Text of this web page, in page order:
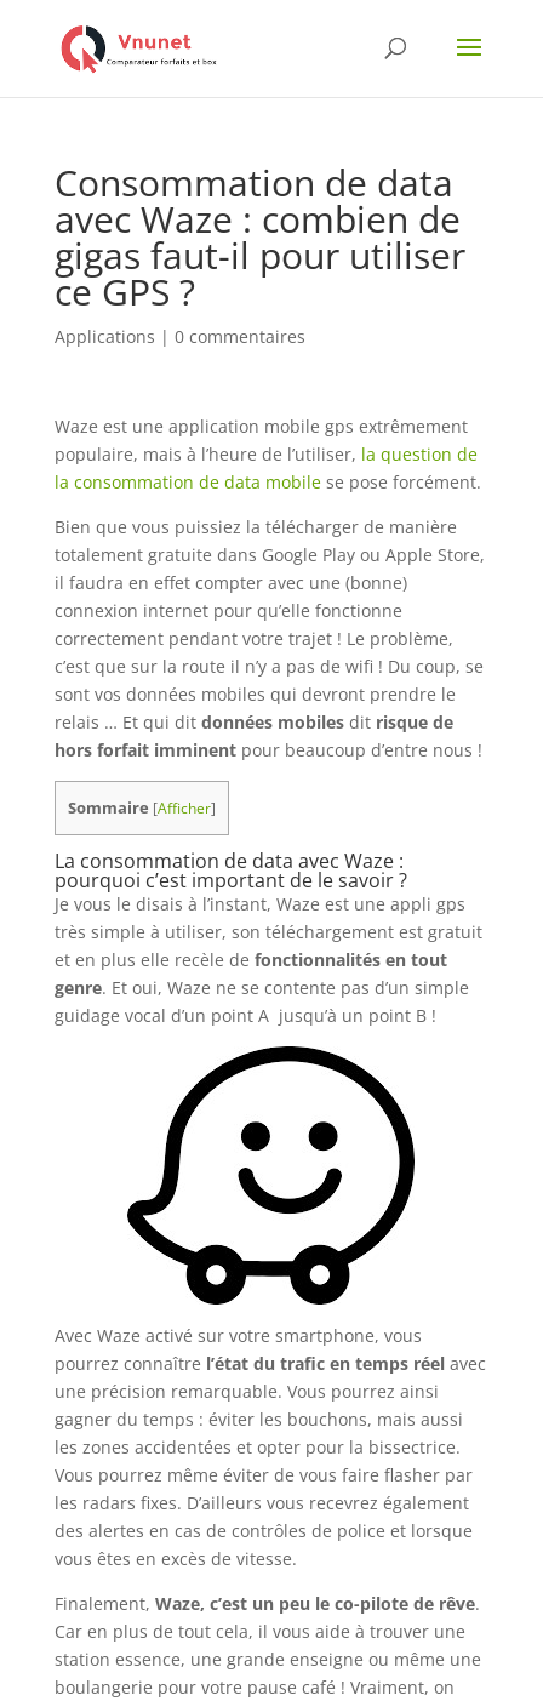
Consommation de data
avec Waze : combien de
gigas faut-il pour utiliser
ce GPS ?
Applications | 0 commentaires
Waze est une application mobile gps extrêmement
populaire, mais à l’heure de l’utiliser, la question de
la consommation de data mobilese pose forcément.
Bien que vous puissiez la télécharger de manière
totalement gratuite dans Google Play ou Apple Store,
il faudra en effet compter avec une (bonne)
connexion internet pour qu’elle fonctionne
correctement pendant votre trajet ! Le problème,
c’est que sur la route il n’y a pas de wifi ! Du coup, se
sont vos données mobiles qui devront prendre le
relais … Et qui dit données mobilesditrisque de
hors forfait imminentpour beaucoup d’entre nous !
Sommaire [Afficher]
La consommation de data avec Waze :
pourquoi c’est important de le savoir ?
Je vous le disais à l’instant, Waze est une appli gps
très simple à utiliser, son téléchargement est gratuit
et en plus elle recèle de fonctionnalités en tout
genre. Et oui, Waze ne se contente pas d’un simple
guidage vocal d’un point A jusqu’à un point B !
Avec Waze activé sur votre smartphone, vous
pourrez connaître l’état du trafic en temps réelavec
une précision remarquable. Vous pourrez ainsi
gagner du temps : éviter les bouchons, mais aussi
les zones accidentées et opter pour la bissectrice.
Vous pourrez même éviter de vous faire flasher par
les radars fixes. D’ailleurs vous recevrez également
des alertes en cas de contrôles de police et lorsque
vous êtes en excès de vitesse.
Finalement, Waze, c’est un peu le co-pilote de rêve.
Car en plus de tout cela, il vous aide à trouver une
station essence, une grande enseigne ou même une
boulangerie pour votre pause café ! Vraiment, on